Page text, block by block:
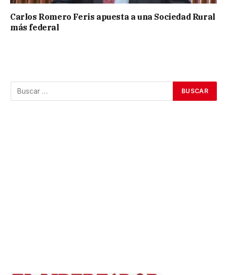
Carlos Romero Feris apuesta a una Sociedad Rural
más federal